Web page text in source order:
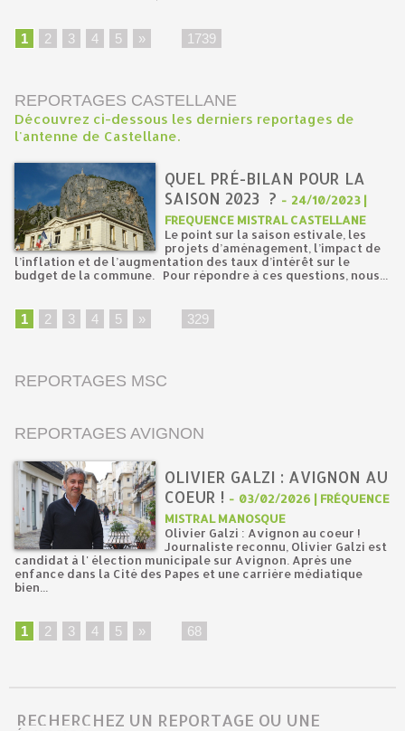
1 2 3 4 5 » 1739
REPORTAGES CASTELLANE
Découvrez ci-dessous les derniers reportages de
l'antenne de Castellane.
QUEL PRÉ-BILAN POUR LA
SAISON 2023 ? - 24/10/2023 |
FREQUENCE MISTRAL CASTELLANE
Le point sur la saison estivale, les
projets d’aménagement, l’impact de
l’inflation et de l’augmentation des taux d’intérêt sur le
budget de la commune. Pour répondre à ces questions, nous...
1 2 3 4 5 » 329
REPORTAGES MSC
REPORTAGES AVIGNON
OLIVIER GALZI : AVIGNON AU
COEUR ! - 03/02/2026 | FRÉQUENCE
MISTRAL MANOSQUE
Olivier Galzi : Avignon au coeur !
Journaliste reconnu, Olivier Galzi est
candidat à l' élection municipale sur Avignon. Après une
enfance dans la Cité des Papes et une carrière médiatique
bien...
1 2 3 4 5 » 68
RECHERCHEZ UN REPORTAGE OU UNE